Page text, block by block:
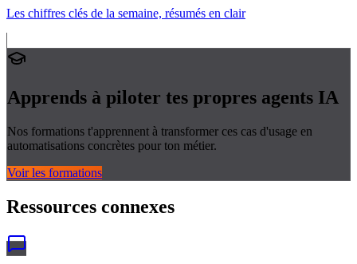
Les chiffres clés de la semaine, résumés en clair
Apprends à piloter tes propres agents IA
Nos formations t'apprennent à transformer ces cas d'usage en
automatisations concrètes pour ton métier.
Voir les formations
Ressources connexes